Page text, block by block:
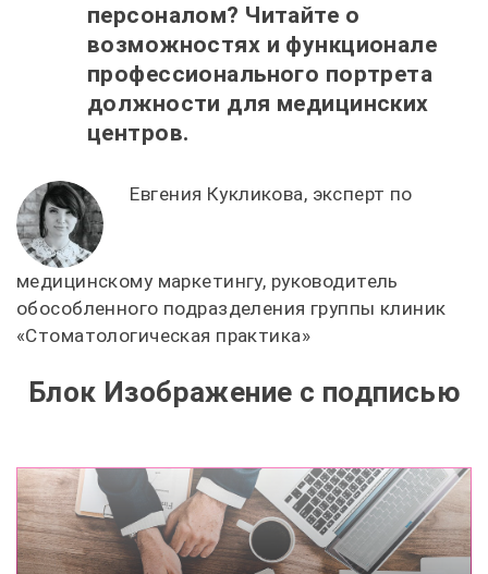
персоналом? Читайте о
возможностях и функционале
профессионального портрета
должности для медицинских
центров.
Евгения Кукликова, эксперт по
медицинскому маркетингу, руководитель
обособленного подразделения группы клиник
«Стоматологическая практика»
Блок Изображение с подписью